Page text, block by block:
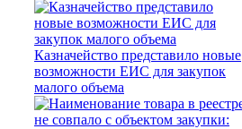
Казначейство представило новые
возможности ЕИС для закупок
малого объема